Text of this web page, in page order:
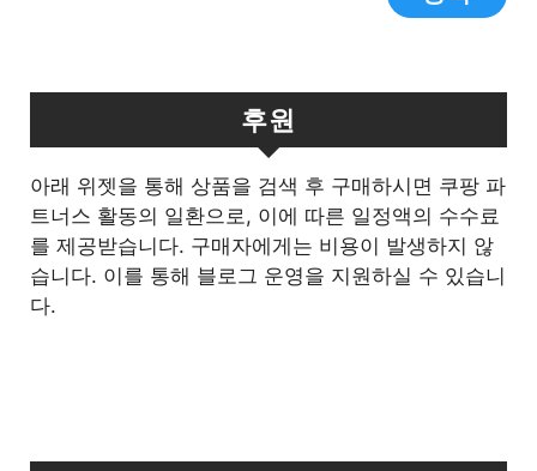
후원
아래 위젯을 통해 상품을 검색 후 구매하시면 쿠팡 파
트너스 활동의 일환으로, 이에 따른 일정액의 수수료
를 제공받습니다. 구매자에게는 비용이 발생하지 않
습니다. 이를 통해 블로그 운영을 지원하실 수 있습니
다.